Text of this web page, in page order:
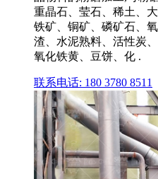
重晶石、莹石、稀土、
铁矿、铜矿、磷矿石、
渣、水泥熟料、活性炭
氧化铁黄、豆饼、化 .
联系电话: 180 3780 8511